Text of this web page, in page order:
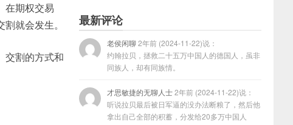
在期权交易
就会发生。
交割的方式和
最新评论
老侯闲聊2年前 (2024-11-22)说：
约翰拉贝，拯救二十五万中国人的德国人，虽非
同族人，却有同族情。
才思敏捷的无聊人士2年前 (2024-11-22)说：
听说拉贝最后被日军逼的没办法断粮了，然后他
拿出自己全部的积蓄，分发给20多万中国人